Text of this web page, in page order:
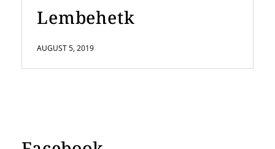
Lembehetk
AUGUST 5, 2019